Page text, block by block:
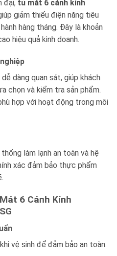
đại, tủ mát 6 cánh kính
giảm thiểu điện năng tiêu
hàng tháng. Đây là khoản
hiệu quả kinh doanh.
dàng quan sát, giúp khách
chọn và kiểm tra sản phẩm.
hợp với hoạt động trong môi
làm lạnh an toàn và hệ
xác đảm bảo thực phẩm
6 Cánh Kính
vệ sinh để đảm bảo an toàn.